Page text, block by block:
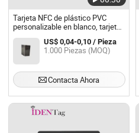
Tarjeta NFC de plástico PVC
personalizable en blanco, tarjetas
de contacto sin contacto de
redes sociales, tarjeta inteligente
con chip RFID
US$ 0,04-0,10 / Pieza
1.000 Piezas (MOQ)
Contacta Ahora